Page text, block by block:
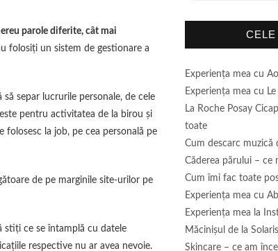
parole diferite, cât mai
folosiți un sistem de gestionare a
separ lucrurile personale, de cele
pentru activitatea de la birou și
la job, pe cea personală pe
de pe marginile site-urilor pe
stiți ce se întamplă cu datele
respective nu ar avea nevoie.
Experienţa mea cu
Experienţa mea cu
La Roche Posay
toate
Cum descarc muzică
Căderea părului – ce
Cum îmi fac toate
Experiența mea cu
Experiența mea la
Măcinişul de la
Skincare – ce am